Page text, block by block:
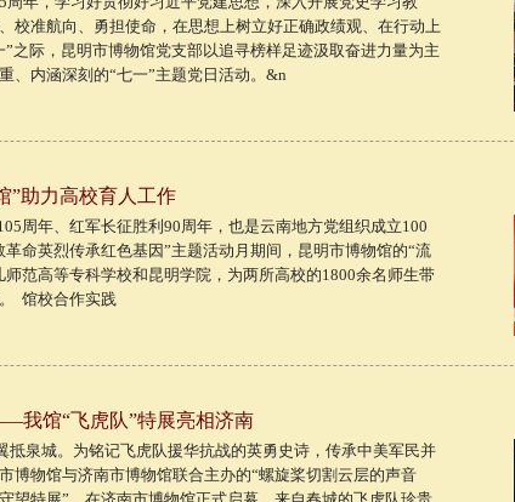
校准航向、勇担使命，在思想上树立好正确政绩观、在行动上
之际，昆明市博物馆党支部以追寻榜样足迹汲取奋进力量为主
、内涵深刻的“七一”主题党日活动。&n
”助力高校育人工作
周年、红军长征胜利90周年，也是云南地方党组织成立100
命英烈传承红色基因”主题活动月期间，昆明市博物馆的“流
范高等专科学校和昆明学院，为两所高校的1800余名师生带
馆校合作实践
我馆“飞虎队”特展亮相济南
抵泉城。为铭记飞虎队援华抗战的英勇史诗，传承中美军民并
博物馆与济南市博物馆联合主办的“螺旋桨切割云层的声音